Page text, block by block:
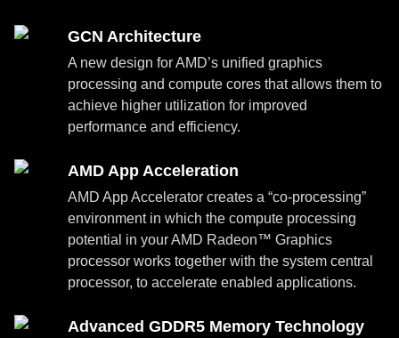
GCN Architecture
A new design for AMD’s unified graphics
processing and compute cores that allows them to
achieve higher utilization for improved
performance and efficiency.
AMD App Acceleration
AMD App Accelerator creates a “co-processing”
environment in which the compute processing
potential in your AMD Radeon™ Graphics
processor works together with the system central
processor, to accelerate enabled applications.
Advanced GDDR5 Memory Technology